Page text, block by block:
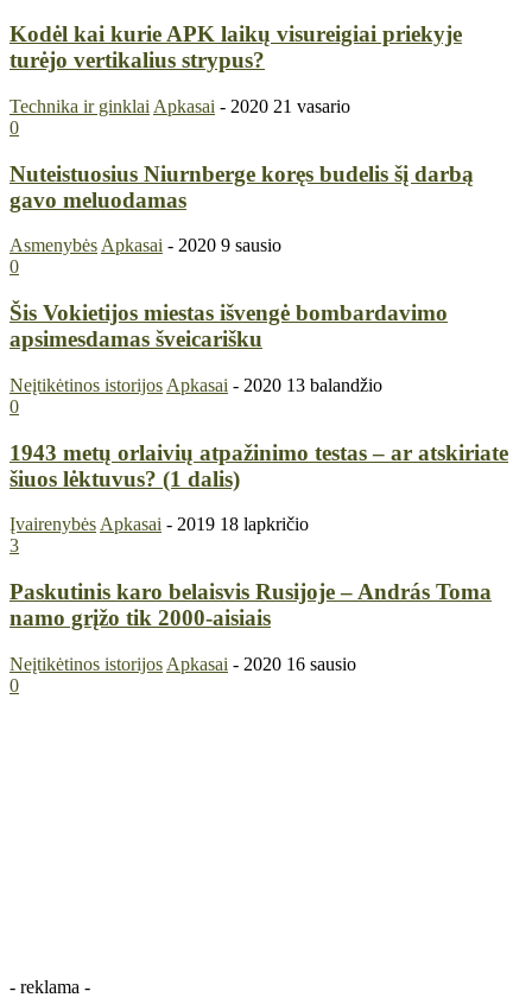
Kodėl kai kurie APK laikų visureigiai priekyje
turėjo vertikalius strypus?
Technika ir ginklai Apkasai - 2020 21 vasario
0
Nuteistuosius Niurnberge koręs budelis šį darbą
gavo meluodamas
Asmenybės Apkasai - 2020 9 sausio
0
Šis Vokietijos miestas išvengė bombardavimo
apsimesdamas šveicarišku
Neįtikėtinos istorijos Apkasai - 2020 13 balandžio
0
1943 metų orlaivių atpažinimo testas – ar atskiriate
šiuos lėktuvus? (1 dalis)
Įvairenybės Apkasai - 2019 18 lapkričio
3
Paskutinis karo belaisvis Rusijoje – András Toma
namo grįžo tik 2000-aisiais
Neįtikėtinos istorijos Apkasai - 2020 16 sausio
0
- reklama -